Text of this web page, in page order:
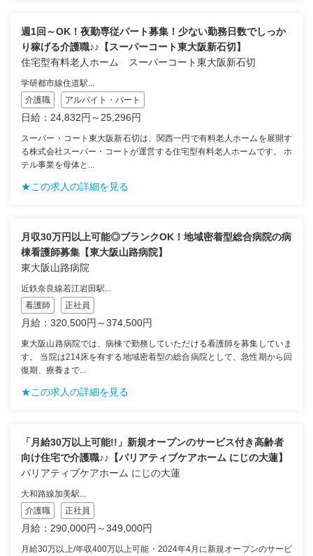
週1回～OK！夜勤専従パート募集！少ない勤務日数でしっか
り稼げる介護職♪♪【スーパーコート東大阪新石切】
住宅型有料老人ホーム スーパーコート東大阪新石切
学研都市線住道駅...
介護職
アルバイト・パート
日給：24,832円～25,296円
スーパー・コート東大阪新石切は、関西一円で有料老人ホームを展開す
る株式会社スーパー・コートが運営する住宅型有料老人ホームです。 ホ
テル事業を母体と...
★この求人の詳細を見る
月収30万円以上可能◎ブランクOK！地域密着型総合病院の病
棟看護師募集【東大阪山路病院】
東大阪山路病院
近鉄奈良線若江岩田駅...
看護師
正社員
月給：320,500円～374,500円
東大阪山路病院では、病棟で勤務していただける看護師を募集していま
す。 当院は214床を有する地域密着型の総合病院として、急性期から回
復期、療養まで...
★この求人の詳細を見る
「月給30万以上可能!!」新規オープンのサービス付き高齢者
向け住宅で介護職♪♪【パリアティブケアホーム にじの大蓮】
パリアティブケアホーム にじの大蓮
大和路線加美駅...
介護職
正社員
月給：290,000円～349,000円
月給30万以上/年収400万以上可能・2024年4月に新規オープンのサービ